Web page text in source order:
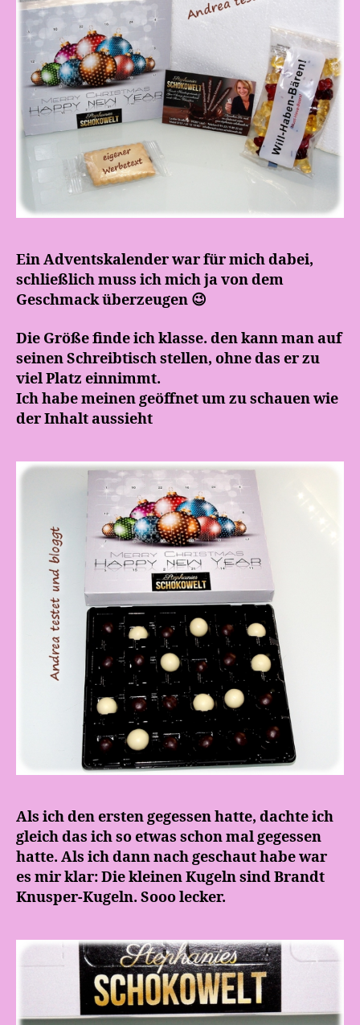
Ein Adventskalender war für mich dabei,
schließlich muss ich mich ja von dem
Geschmack überzeugen 😉
Die Größe finde ich klasse. den kann man auf
seinen Schreibtisch stellen, ohne das er zu
viel Platz einnimmt.
Ich habe meinen geöffnet um zu schauen wie
der Inhalt aussieht
Als ich den ersten gegessen hatte, dachte ich
gleich das ich so etwas schon mal gegessen
hatte. Als ich dann nach geschaut habe war
es mir klar: Die kleinen Kugeln sind Brandt
Knusper-Kugeln. Sooo lecker.